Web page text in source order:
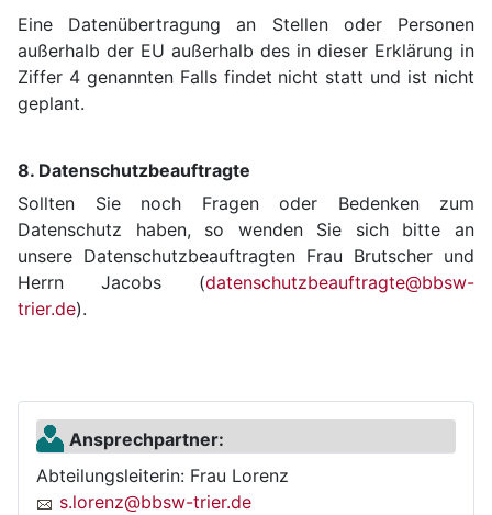
Eine Datenübertragung an Stellen oder Personen
außerhalb der EU außerhalb des in dieser Erklärung in
Ziffer 4 genannten Falls findet nicht statt und ist nicht
geplant.
8. Datenschutzbeauftragte
Sollten Sie noch Fragen oder Bedenken zum
Datenschutz haben, so wenden Sie sich bitte an
unsere Datenschutzbeauftragten Frau Brutscher und
Herrn Jacobs (datenschutzbeauftragte@bbsw-
trier.de).
Ansprechpartner:
Abteilungsleiterin: Frau Lorenz
s.lorenz@bbsw-trier.de